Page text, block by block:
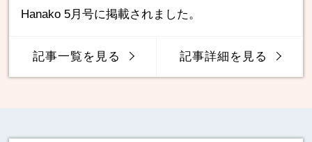
Hanako 5月号に掲載されました。
記事一覧を見る 記事詳細を見る